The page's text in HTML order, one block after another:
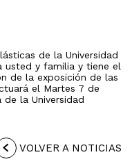
de la Universidad
usted y familia y tiene el
de la exposición de las
el Martes 7 de
de la Universidad
VOLVER A NOTICIAS